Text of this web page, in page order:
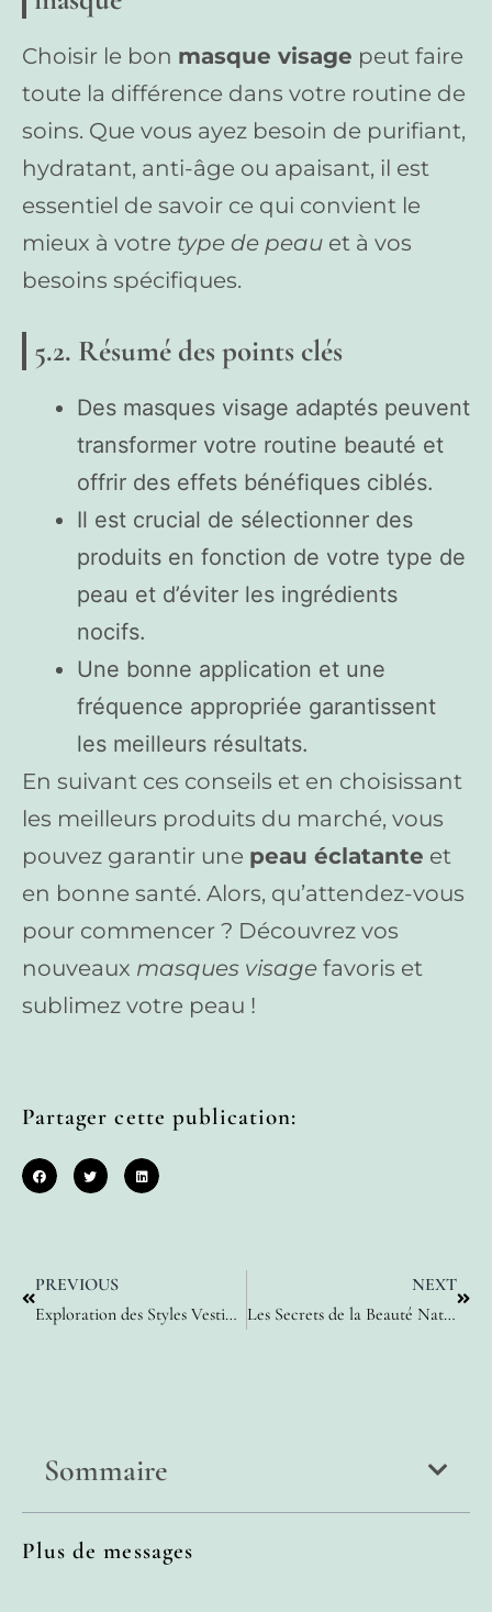
Choisir le bon masque visage peut faire
toute la différence dans votre routine de
soins. Que vous ayez besoin de purifiant,
hydratant, anti-âge ou apaisant, il est
essentiel de savoir ce qui convient le
mieux à votre type de peau et à vos
besoins spécifiques.
5.2. Résumé des points clés
Des masques visage adaptés peuvent
transformer votre routine beauté et
offrir des effets bénéfiques ciblés.
Il est crucial de sélectionner des
produits en fonction de votre type de
peau et d’éviter les ingrédients
nocifs.
Une bonne application et une
fréquence appropriée garantissent
les meilleurs résultats.
En suivant ces conseils et en choisissant
les meilleurs produits du marché, vous
pouvez garantir une peau éclatante et
en bonne santé. Alors, qu’attendez-vous
pour commencer ? Découvrez vos
nouveaux masques visage favoris et
sublimez votre peau !
Partager cette publication:
PREVIOUS
Exploration des Styles Vestimentaires Masculins : Une Perspective Féminine
NEXT
Les Secrets de la Beauté Naturelle : Soins Visage pour les Femmes
Sommaire
Plus de messages